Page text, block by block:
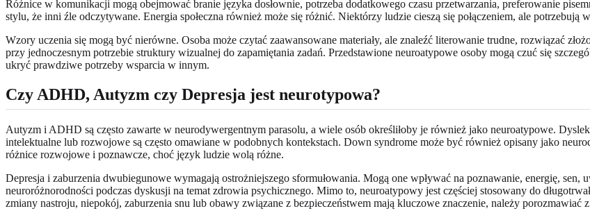
Różnice w komunikacji mogą obejmować branie języka dosłownie, potrzeba dodatkowego czasu przetwarzania, preferowanie
stylu, że inni źle odczytywane. Energia społeczna również może się różnić. Niektórzy ludzie cieszą się połączeniem, ale potrzebują
Wzory uczenia się mogą być nierówne. Osoba może czytać zaawansowane materiały, ale znaleźć literowanie trudne, rozwiązać
przy jednoczesnym potrzebie struktury wizualnej do zapamiętania zadań. Przedstawione neuroatypowe osoby mogą czuć się
ukryć prawdziwe potrzeby wsparcia w innym.
Czy ADHD, Autyzm czy Depresja jest neurotypowa?
Autyzm i ADHD są często zawarte w neurodywergentnym parasolu, a wiele osób określiłoby je również jako neuroatypowe.
intelektualne lub rozwojowe są często omawiane w podobnych kontekstach. Down syndrome może być również opisany jako
różnice rozwojowe i poznawcze, choć język ludzie wolą różne.
Depresja i zaburzenia dwubiegunowe wymagają ostrożniejszego sformułowania. Mogą one wpływać na poznawanie, energię,
neuroróżnorodności podczas dyskusji na temat zdrowia psychicznego. Mimo to, neuroatypowy jest częściej stosowany do
zmiany nastroju, niepokój, zaburzenia snu lub obawy związane z bezpieczeństwem mają kluczowe znaczenie, należy